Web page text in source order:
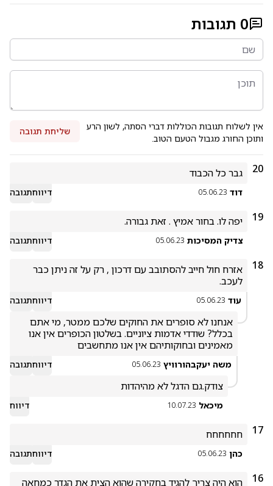
0 תגובות
אין לשלוח תגובות הכוללות דברי הסתה, לשון הרע
ותוכן החורג מגבול הטעם הטוב.
שליחת תגובה
20 גבר כל הכבוד
דוד 05.06.23 דיווחתגובה
19 יפה לו. בחור אמיץ . זאת גבורה.
צדיק המסיכות 05.06.23 דיווחתגובה
18
לעכב.
עוד 05.06.23 דיווחתגובה
מאמינים ובחוקותיהם אין אנו מתחשבים
משה יעקבהורוויץ 05.06.23 דיווחתגובה
צודק.גם הדגל לא מהיהדות
מיכאל 10.07.23 דיווח
17 חחחחחח
כהן 05.06.23 דיווחתגובה
16